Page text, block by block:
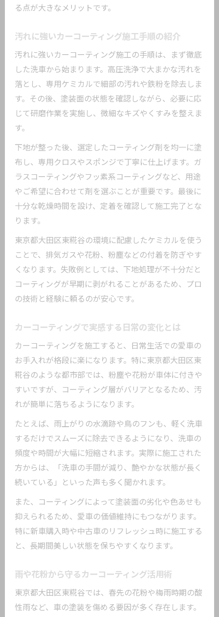
る点が大きなメリットです。
汚れに強いカーコーティング施工手順の紹介
汚れに強いカーコーティング施工の手順は、まず徹底
した洗車から始まります。高圧洗浄で大まかな汚れを
落とし、専用ケミカルで細部の汚れや鉄粉を除去しま
す。その後、塗装面の状態を確認しながら、必要に応
じて研磨作業を実施し、微細なキズやくすみを整えま
す。
下地が整った後、選定したコーティング剤を均一に塗
布し、専用クロスやスポンジで丁寧に仕上げます。ガ
ラスコーティングやフッ素系コーティングなど、用途
やご希望に合わせて剤を選ぶことが重要です。最後に
十分な乾燥時間を設け、定着を確認して施工完了とな
ります。
東京都大田区東糀谷の環境に配慮したケミカルを使う
ことで、排気ガスや花粉、粉塵などの付着を防ぎやす
くなります。失敗例としては、下地処理が不十分だと
コーティングが早期に剥がれることがあるため、プロ
の技術と経験に頼るのが安心です。
カーコーティングで実感する日常の変化とは
カーコーティングを施工すると、日常生活での愛車の
お手入れが格段に楽になります。特に東京都大田区東
糀谷のような都市部では、粉塵や花粉が車体に付きや
すいですが、コーティング層がバリアとなるため、汚
れが簡単に落ちるようになります。
たとえば、雨上がりの水滴跡や鳥のフンも、軽く洗車
するだけでスムーズに除去できるようになり、洗車の
頻度や時間が大幅に短縮されます。実際に施工された
方からは、「洗車の手間が減り、艶やかな状態が長く
続いている」といった声も多く聞かれます。
また、コーティングによって塗装面の劣化や色あせも
抑えられるため、愛車の価値維持にもつながります。
特に新車購入時や中古車のリフレッシュ時に施工する
と、長期間美しい状態を保ちやすくなります。
雨や花粉から守るカーコーティング活用術
東京都大田区東糀谷では、春先の花粉や梅雨時期の酸
性雨など、車の塗装を傷める要因が多く存在します。